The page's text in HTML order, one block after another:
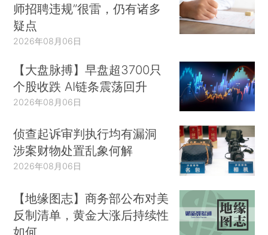
师招聘违规”很雷，仍有诸多
疑点
2026年08月06日
【大盘脉搏】早盘超3700只
个股收跌 AI链条震荡回升
2026年08月06日
侦查起诉审判执行均有漏洞
涉案财物处置乱象何解
2026年08月06日
【地缘图志】商务部公布对美
反制清单，黄金大涨后持续性
如何